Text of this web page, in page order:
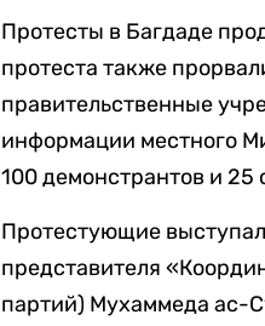
Протесты в Багдаде
протеста также
правительственные
информации местного
100 демонстрантов и 25
Протестующие
представителя
партий) Мухаммеда ас-